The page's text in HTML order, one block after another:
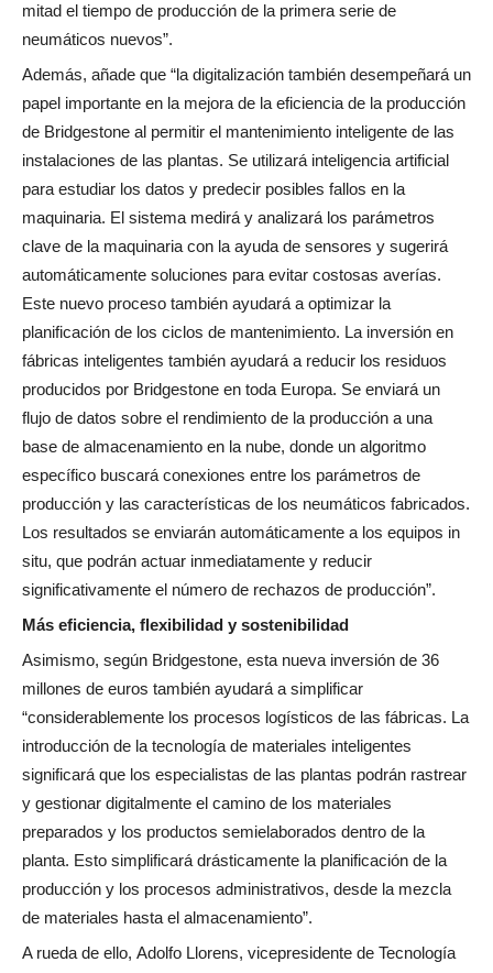
mitad el tiempo de producción de la primera serie de
neumáticos nuevos”.
Además, añade que “la digitalización también desempeñará un
papel importante en la mejora de la eficiencia de la producción
de Bridgestone al permitir el mantenimiento inteligente de las
instalaciones de las plantas. Se utilizará inteligencia artificial
para estudiar los datos y predecir posibles fallos en la
maquinaria. El sistema medirá y analizará los parámetros
clave de la maquinaria con la ayuda de sensores y sugerirá
automáticamente soluciones para evitar costosas averías.
Este nuevo proceso también ayudará a optimizar la
planificación de los ciclos de mantenimiento. La inversión en
fábricas inteligentes también ayudará a reducir los residuos
producidos por Bridgestone en toda Europa. Se enviará un
flujo de datos sobre el rendimiento de la producción a una
base de almacenamiento en la nube, donde un algoritmo
específico buscará conexiones entre los parámetros de
producción y las características de los neumáticos fabricados.
Los resultados se enviarán automáticamente a los equipos in
situ, que podrán actuar inmediatamente y reducir
significativamente el número de rechazos de producción”.
Más eficiencia, flexibilidad y sostenibilidad
Asimismo, según Bridgestone, esta nueva inversión de 36
millones de euros también ayudará a simplificar
“considerablemente los procesos logísticos de las fábricas. La
introducción de la tecnología de materiales inteligentes
significará que los especialistas de las plantas podrán rastrear
y gestionar digitalmente el camino de los materiales
preparados y los productos semielaborados dentro de la
planta. Esto simplificará drásticamente la planificación de la
producción y los procesos administrativos, desde la mezcla
de materiales hasta el almacenamiento”.
A rueda de ello, Adolfo Llorens, vicepresidente de Tecnología